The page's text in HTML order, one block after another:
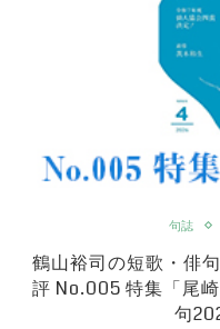
句誌
鶴山裕司の短歌・俳
評 No.005 特集「尾
句